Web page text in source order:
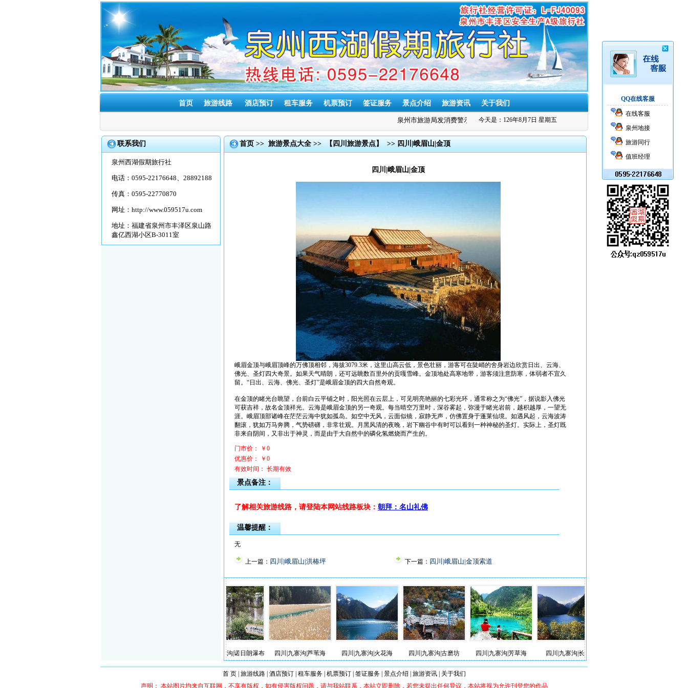
QQ在线客服
在线客服
泉州地接
旅游同行
值班经理
首页 旅游线路 酒店预订 租车服务 机票预订 签证服务 景点介绍 旅游资讯 关于我们
泉州市旅游局发消费警示：慎选"群旅游"莫入低价游陷阱
今天是：126年8月7日 星期五
联系我们
泉州西湖假期旅行社
电话：0595-22176648、28892188
传真：0595-22770870
网址： http://www.059517u.com
地址：福建省泉州市丰泽区泉山路
鑫亿西湖小区B-3011室
首页 >> 旅游景点大全 >> 【四川旅游景点】 >> 四川|峨眉山|金顶
四川|峨眉山|金顶
峨眉金顶与峨眉顶峰的万佛顶相邻，海拔3079.3米，这里山高云低，景色壮丽，游客可在陡峭的舍身岩边欣赏日出、云海、
佛光、圣灯四大奇景。如果天气晴朗，还可远眺数百里外的贡嘎雪峰。金顶地处高寒地带，游客须注意防寒，体弱者不宜久
留。“日出、云海、佛光、圣灯”是峨眉金顶的四大自然奇观。
在金顶的睹光台眺望，台前白云平铺之时，阳光照在云层上，可见明亮艳丽的七彩光环，通常称之为“佛光”，据说影入佛光
可获吉祥，故名金顶祥光。云海是峨眉金顶的另一奇观。每当晴空万里时，深谷雾起，弥漫于睹光岩前，越积越厚，一望无
涯。峨眉顶部诸峰在茫茫云海中犹如孤岛。如空中无风，云面似镜，寂静无声，仿佛置身于蓬莱仙境。如遇风起，云海波涛
翻滚，犹如万马奔腾，气势磅礴，非常壮观。月黑风清的夜晚，岩下幽谷中有时可以看到一种神秘的圣灯。实际上，圣灯既
非来自阴间，又非出于神灵，而是由于大自然中的磷化氢燃烧而产生的。
门市价： ￥0
优惠价： ￥0
有效时间： 长期有效
景点备注：
了解相关旅游线路，请登陆本网站线路板块： 朝拜：名山礼佛
温馨提醒：
无
上一篇： 四川|峨眉山|洪椿坪 下一篇： 四川|峨眉山|金顶索道
四川|九寨沟|诺日朗瀑布 四川|九寨沟|芦苇海 四川|九寨沟|火花海 四川|九寨沟|古磨坊 四川|九寨沟|芳草海 四川|九寨沟|长海
首 页| 旅游线路| 酒店预订| 租车服务| 机票预订| 签证服务| 景点介绍 旅游资讯|
关于我们
声明： 本站图片均来自互联网，不享有版权，如有侵害版权问题，请与我站联系，本站立即删除，若您未提出任何异议，本站将视为允许刊登您的作品